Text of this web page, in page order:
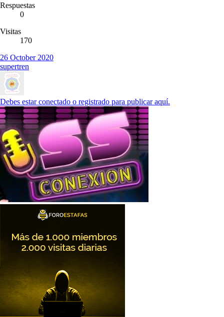
Respuestas
0
Visitas
170
26 October 2020
supertren
Debes estar conectado o registrado para publicar aquí.